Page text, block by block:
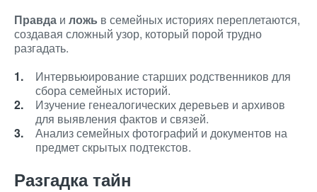
Правда и ложь в семейных историях переплетаются,
создавая сложный узор, который порой трудно
разгадать.
Интервьюирование старших родственников для
сбора семейных историй.
Изучение генеалогических деревьев и архивов
для выявления фактов и связей.
Анализ семейных фотографий и документов на
предмет скрытых подтекстов.
Разгадка тайн